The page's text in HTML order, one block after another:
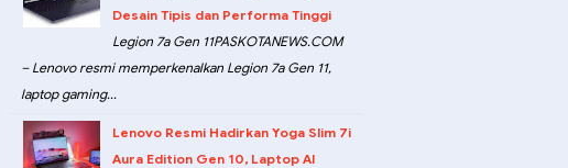
Desain Tipis dan Performa Tinggi
Legion 7a Gen 11PASKOTANEWS.COM
– Lenovo resmi memperkenalkan Legion 7a Gen 11,
laptop gaming...
Lenovo Resmi Hadirkan Yoga Slim 7i
Aura Edition Gen 10, Laptop AI